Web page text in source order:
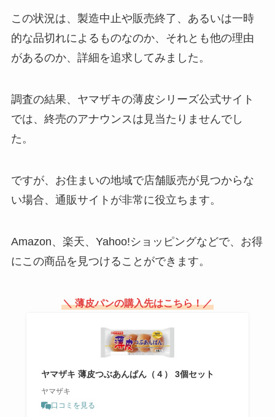
くら？
当？歴代の味の種類は？
この状況は、製造中止や販売終了、あるいは一時
的な品切れによるものなのか、それとも他の理由
があるのか、詳細を追求してみました。
調査の結果、ヤマザキの薄皮シリーズ公式サイト
では、終売のアナウンスは見当たりませんでし
た。
ですが、お住まいの地域で店舗販売が見つからな
い場合、通販サイトが非常に役立ちます。
Amazon、楽天、Yahoo!ショッピングなどで、お得
にこの商品を見つけることができます。
＼ 薄皮パンの購入先はこちら！／
ヤマザキ 薄皮つぶあんぱん（４） 3個セット
ヤマザキ
口コミを見る